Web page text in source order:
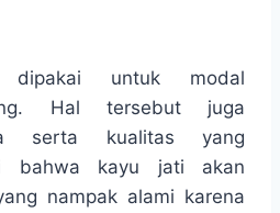
dipakai untuk modal
Hal tersebut juga
serta kualitas yang
bahwa kayu jati akan
nampak alami karena